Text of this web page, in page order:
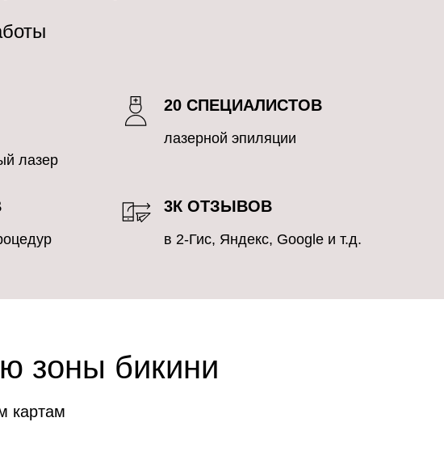
лазер
20 СПЕЦИАЛИСТОВ
лазерной эпиляции
3К ОТЗЫВОВ
в 2-Гис, Яндекс, Google и т.д.
зоны бикини
картам